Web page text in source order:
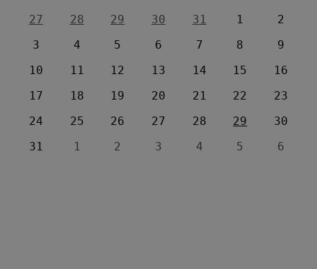
27
28 29 30 31 1
2
3
4 5 6 7 8
9
10
11 12 13 14 15
16
17
18 19 20 21 22
23
24
25 26 27 28 29
30
31
1 2 3 4 5 6